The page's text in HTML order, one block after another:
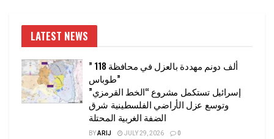
LATEST NEWS
” 118 ألف دونم مهددة بالعزل في محافظة
طوباس”
إسرائيل تستكمل مشروع “الخط القرمزي”
وتوسع عزل الأراضي الفلسطينية شرق
الضفة الغربية المحتلة
BYARIJ JULY 29, 2026 0